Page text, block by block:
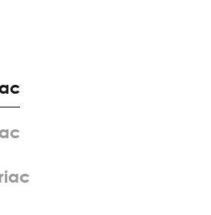
ac
ac
iac